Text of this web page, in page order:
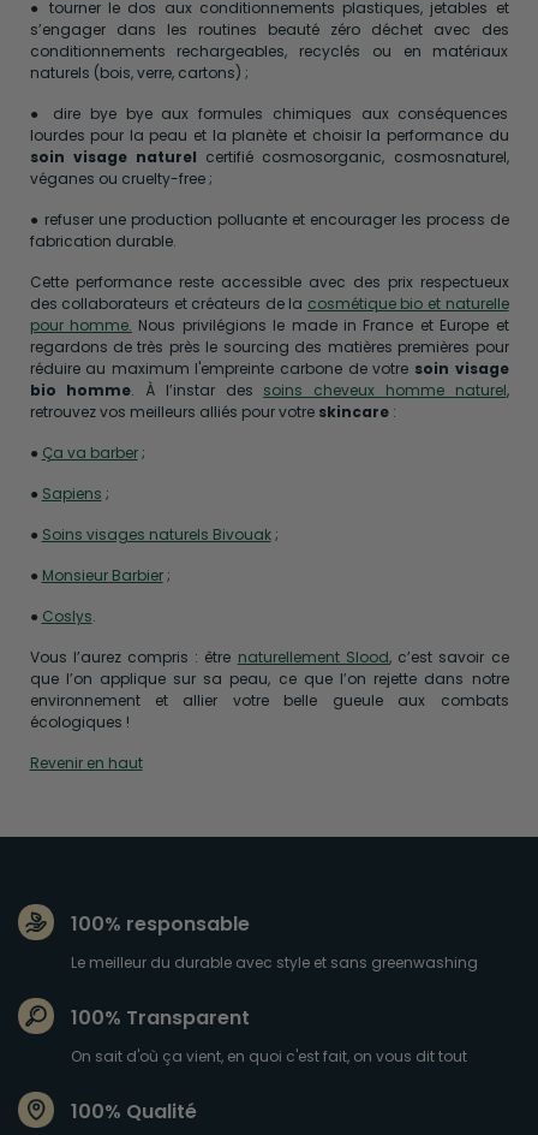
● tourner le dos aux conditionnements plastiques, jetables et
s’engager dans les routines beauté zéro déchet avec des
conditionnements rechargeables, recyclés ou en matériaux
naturels (bois, verre, cartons) ;
● dire bye bye aux formules chimiques aux conséquences
lourdes pour la peau et la planète et choisir la performance du
soin visage naturel certifié cosmosorganic, cosmosnaturel,
véganes ou cruelty-free ;
● refuser une production polluante et encourager les process de
fabrication durable.
Cette performance reste accessible avec des prix respectueux
des collaborateurs et créateurs de la cosmétique bio et naturelle
pour homme. Nous privilégions le made in France et Europe et
regardons de très près le sourcing des matières premières pour
réduire au maximum l'empreinte carbone de votre soin visage
bio homme. À l’instar des soins cheveux homme naturel,
retrouvez vos meilleurs alliés pour votre skincare:
● Ça va barber;
● Sapiens ;
● Soins visages naturels Bivouak;
● Monsieur Barbier;
● Coslys.
Vous l’aurez compris : être naturellement Slood, c’est savoir ce
que l’on applique sur sa peau, ce que l’on rejette dans notre
environnement et allier votre belle gueule aux combats
écologiques !
Revenir en haut
100% responsable
Le meilleur du durable avec style et sans greenwashing
100% Transparent
On sait d'où ça vient, en quoi c'est fait, on vous dit tout
100% Qualité